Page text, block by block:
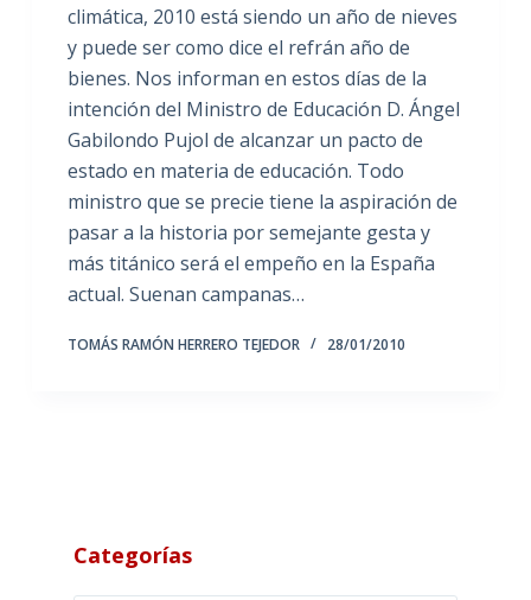
climática, 2010 está siendo un año de nieves
y puede ser como dice el refrán año de
bienes. Nos informan en estos días de la
intención del Ministro de Educación D. Ángel
Gabilondo Pujol de alcanzar un pacto de
estado en materia de educación. Todo
ministro que se precie tiene la aspiración de
pasar a la historia por semejante gesta y
más titánico será el empeño en la España
actual. Suenan campanas…
TOMÁS RAMÓN HERRERO TEJEDOR 28/01/2010
Categorías